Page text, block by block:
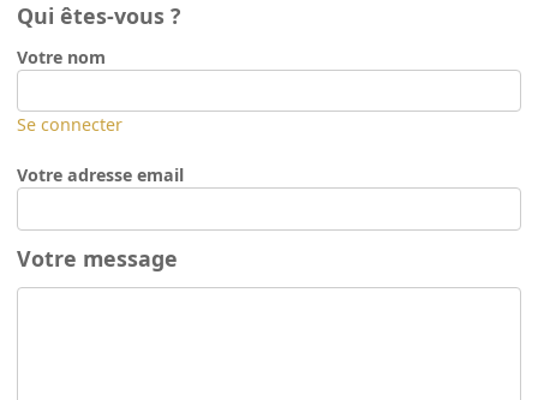
Qui êtes-vous ?
Votre nom
Se connecter
Votre adresse email
Votre message